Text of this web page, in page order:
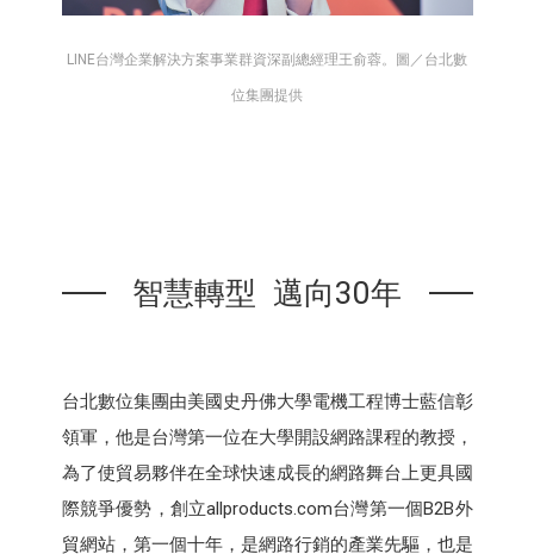
LINE台灣企業解決方案事業群資深副總經理王俞蓉。圖／台北數
位集團提供
智慧轉型 邁向30年
台北數位集團由美國史丹佛大學電機工程博士藍信彰
領軍，他是台灣第一位在大學開設網路課程的教授，
為了使貿易夥伴在全球快速成長的網路舞台上更具國
際競爭優勢，創立allproducts.com台灣第一個B2B外
貿網站，第一個十年，是網路行銷的產業先驅，也是